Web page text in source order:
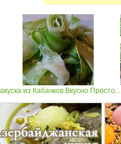
из Кабачков Вкусно Просто...